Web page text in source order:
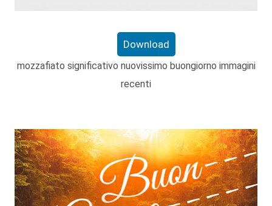
Download
mozzafiato significativo nuovissimo buongiorno immagini
recenti